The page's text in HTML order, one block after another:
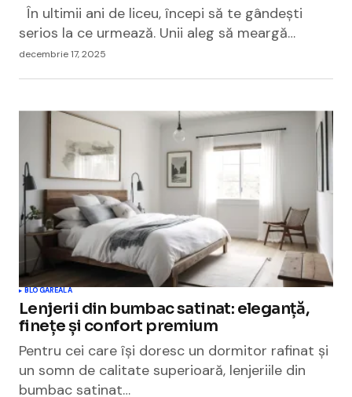
În ultimii ani de liceu, începi să te gândești
serios la ce urmează. Unii aleg să meargă…
decembrie 17, 2025
BLOGAREALA
Lenjerii din bumbac satinat: eleganță,
finețe și confort premium
Pentru cei care își doresc un dormitor rafinat și
un somn de calitate superioară, lenjeriile din
bumbac satinat…